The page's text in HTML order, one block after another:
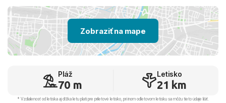
Zobraziť na mape
Pláž
70 m
Letisko
21 km
* Vzdialenosť od letiska aj dľžka letu platí pre príletové letisko, pri inom odletovom letisku sa môžu tieto údaje líšiť.